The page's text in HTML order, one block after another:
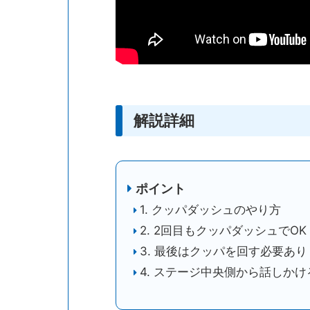
解説詳細
ポイント
1. クッパダッシュのやり方
2. 2回目もクッパダッシュでOK
3. 最後はクッパを回す必要あり
4. ステージ中央側から話しかけ